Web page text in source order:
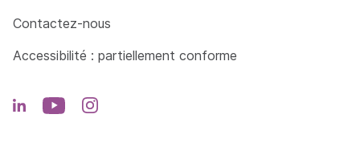
Contactez-nous
Accessibilité : partiellement conforme